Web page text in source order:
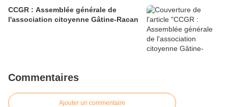
CCGR : Assemblée générale de
l'association citoyenne Gâtine-Racan
Commentaires
Ajouter un commentaire